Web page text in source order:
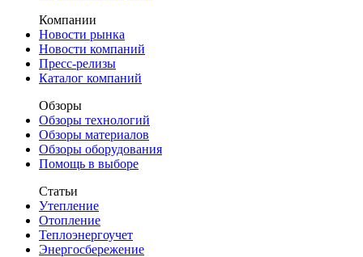
Компании
Новости рынка
Новости компаний
Пресс-релизы
Каталог компаний
Обзоры
Обзоры технологий
Обзоры материалов
Обзоры оборудования
Помощь в выборе
Статьи
Утепление
Отопление
Теплоэнергоучет
Энергосбережение